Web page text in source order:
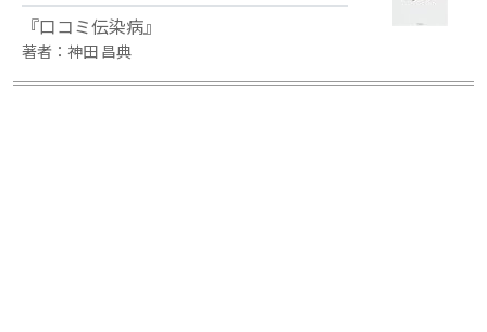
『口コミ伝染病』
著者：神田 昌典